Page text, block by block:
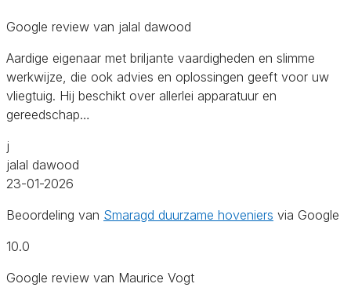
Google review van jalal dawood
Aardige eigenaar met briljante vaardigheden en slimme
werkwijze, die ook advies en oplossingen geeft voor uw
vliegtuig. Hij beschikt over allerlei apparatuur en
gereedschap…
j
jalal dawood
23-01-2026
Beoordeling van Smaragd duurzame hoveniers via Google
10.0
Google review van Maurice Vogt